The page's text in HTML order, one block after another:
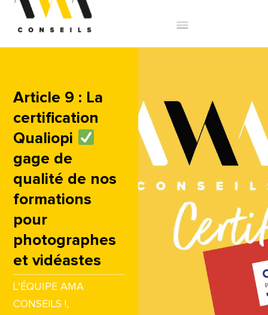
Article 9 : La
certification
Qualiopi
gage de
qualité de nos
formations
pour
photographes
et vidéastes
L'ÉQUIPE AMA
CONSEILS !,